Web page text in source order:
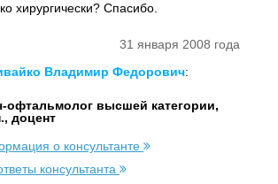
хирургически? Спасибо.
31 января 2008 года
Владимир Федорович:
офтальмолог высшей категории,
доцент
о консультанте
консультанта